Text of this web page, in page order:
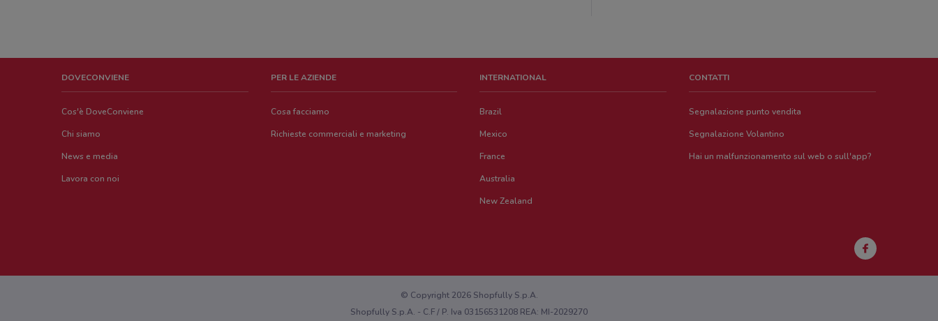
DOVECONVIENE
Cos'è DoveConviene
Chi siamo
News e media
Lavora con noi
PER LE AZIENDE
Cosa facciamo
Richieste commerciali e marketing
INTERNATIONAL
Brazil
Mexico
France
Australia
New Zealand
CONTATTI
Segnalazione punto vendita
Segnalazione Volantino
Hai un malfunzionamento sul web o sull'app?
© Copyright 2026 Shopfully S.p.A.
Shopfully S.p.A. - C.F / P. Iva 03156531208 REA: MI-2029270